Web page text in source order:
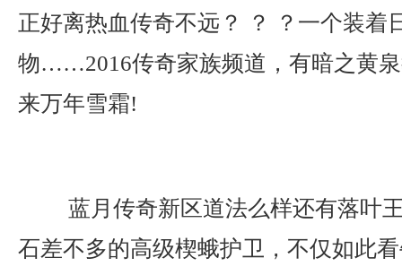
正好离热血传奇不远？ ？ ？一个装着
物……2016传奇家族频道，有暗之黄
来万年雪霜!
蓝月传奇新区道法么样还有落叶
石差不多的高级楔蛾护卫，不仅如此